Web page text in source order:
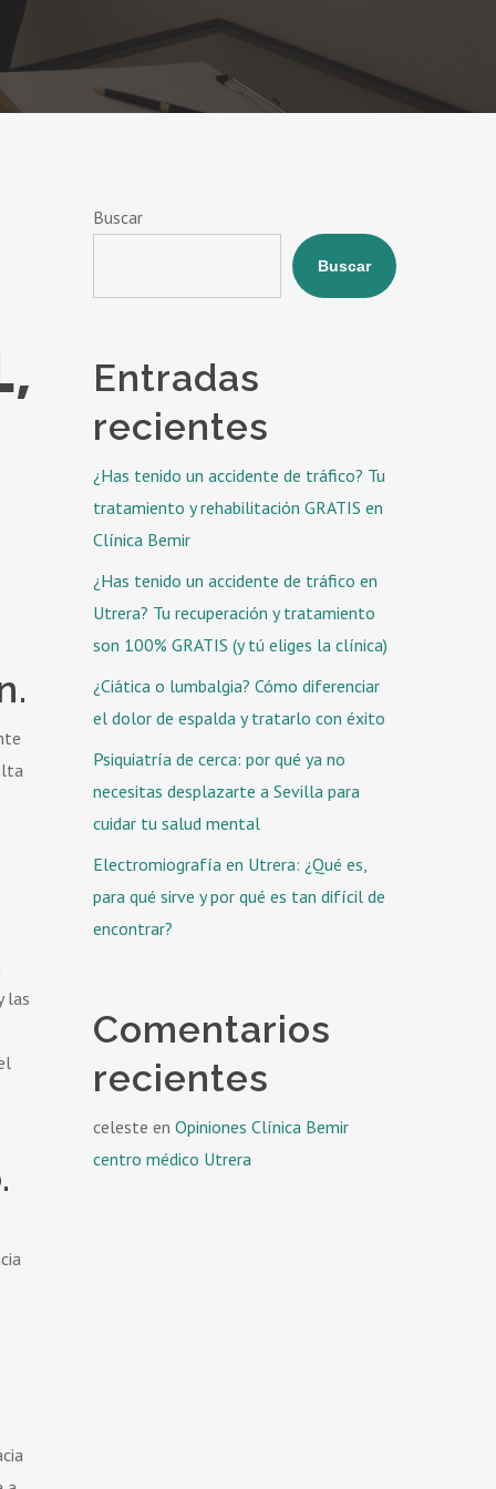
las
Buscar
Buscar
Entradas
recientes
¿Has tenido un accidente de tráfico? Tu
tratamiento y rehabilitación GRATIS en
Clínica Bemir
¿Has tenido un accidente de tráfico en
Utrera? Tu recuperación y tratamiento
son 100% GRATIS (y tú eliges la clínica)
¿Ciática o lumbalgia? Cómo diferenciar
el dolor de espalda y tratarlo con éxito
Psiquiatría de cerca: por qué ya no
necesitas desplazarte a Sevilla para
cuidar tu salud mental
Electromiografía en Utrera: ¿Qué es,
para qué sirve y por qué es tan difícil de
encontrar?
Comentarios
recientes
celeste enOpiniones Clínica Bemir
centro médico Utrera